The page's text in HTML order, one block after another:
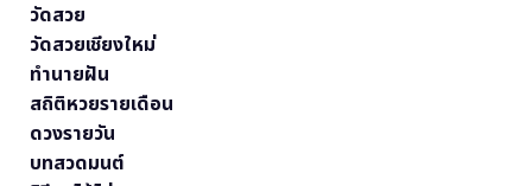
วัดสวย
วัดสวยเชียงใหม่
ทำนายฝัน
สถิติหวยรายเดือน
ดวงรายวัน
บทสวดมนต์